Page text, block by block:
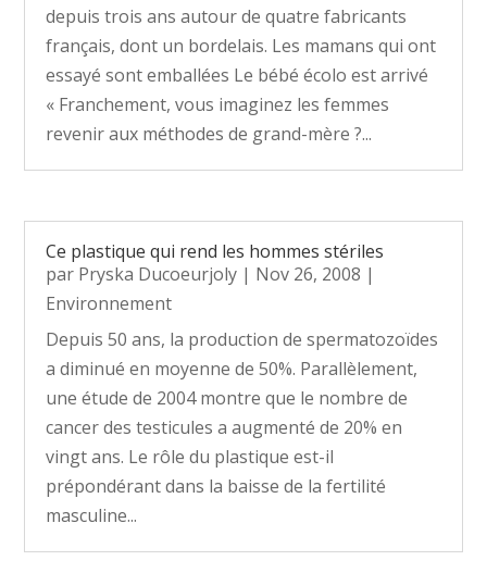
depuis trois ans autour de quatre fabricants
français, dont un bordelais. Les mamans qui ont
essayé sont emballées Le bébé écolo est arrivé
« Franchement, vous imaginez les femmes
revenir aux méthodes de grand-mère ?...
Ce plastique qui rend les hommes stériles
par Pryska Ducoeurjoly | Nov 26, 2008 |
Environnement
Depuis 50 ans, la production de spermatozoïdes
a diminué en moyenne de 50%. Parallèlement,
une étude de 2004 montre que le nombre de
cancer des testicules a augmenté de 20% en
vingt ans. Le rôle du plastique est-il
prépondérant dans la baisse de la fertilité
masculine...